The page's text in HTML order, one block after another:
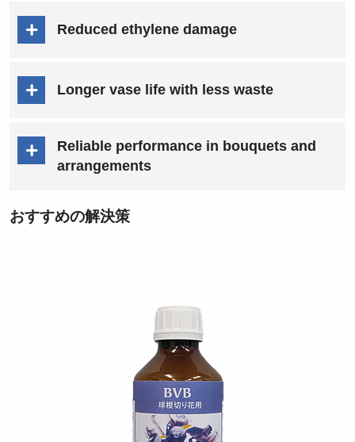
Reduced ethylene damage
Longer vase life with less waste
Reliable performance in bouquets and
arrangements
おすすめの解決策